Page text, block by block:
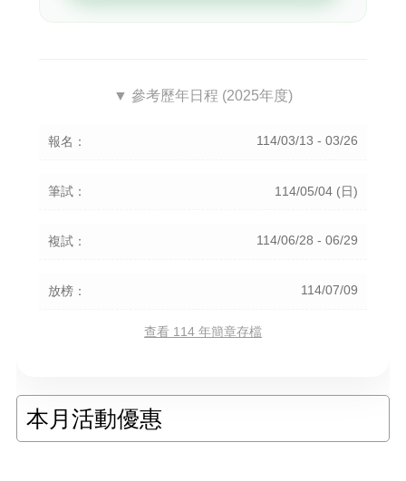
▼ 參考歷年日程 (2025年度)
報名： 114/03/13 - 03/26
筆試： 114/05/04 (日)
複試： 114/06/28 - 06/29
放榜： 114/07/09
查看 114 年簡章存檔
本月活動優惠